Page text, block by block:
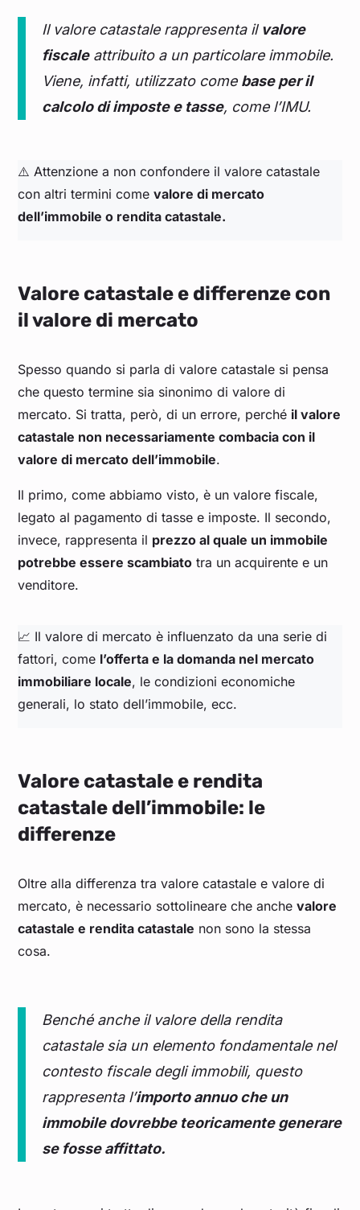
Il valore catastale rappresenta il valore
fiscaleattribuito a un particolare immobile.
Viene, infatti, utilizzato come base per il
calcolo di imposte e tasse, come l’IMU.
⚠️ Attenzione a non confondere il valore catastale
con altri termini comevalore di mercato
dell’immobile o rendita catastale.
Valore catastale e differenze con
il valore di mercato
Spesso quando si parla di valore catastale si pensa
che questo termine sia sinonimo di valore di
mercato. Si tratta, però, di un errore, perché il valore
catastale non necessariamente combacia con il
valore di mercato dell’immobile.
Il primo, come abbiamo visto, è un valore fiscale,
legato al pagamento di tasse e imposte. Il secondo,
invece, rappresenta il prezzo al quale un immobile
potrebbe essere scambiato tra un acquirente e un
venditore.
📈 Il valore di mercato è influenzato da una serie di
fattori, come l’offerta e la domanda nel mercato
immobiliare locale, le condizioni economiche
generali, lo stato dell’immobile, ecc.
Valore catastale e rendita
catastale dell’immobile: le
differenze
Oltre alla differenza tra valore catastale e valore di
mercato, è necessario sottolineare che anchevalore
catastale e rendita catastale non sono la stessa
cosa.
Benché anche il valore della rendita
catastale sia un elemento fondamentale nel
contesto fiscale degli immobili, questo
rappresenta l’importo annuo che un
immobile dovrebbe teoricamente generare
se fosse affittato.